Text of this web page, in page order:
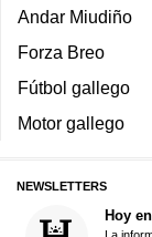
Andar Miudiño
Forza Breo
Fútbol gallego
Motor gallego
NEWSLETTERS
Hoy